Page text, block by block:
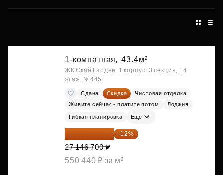
1-комнатная, 43.4м²
ЖК Скай Гарден, 1 корпус, 3 секция, 14
этаж, №445
Сдана Скидка
Чистовая отделка
Живите сейчас - платите потом
Лоджия
Гибкая планировка Ещё
23 889 096 ₽ -12%
27 146 700 ₽
550 440 ₽ за м²